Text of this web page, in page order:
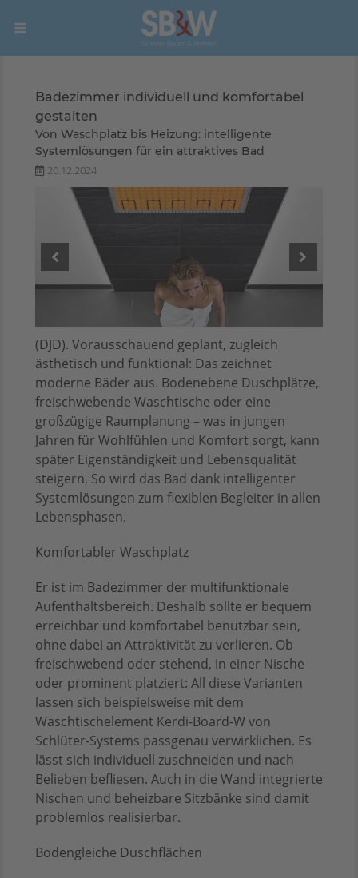
Badezimmer individuell und komfortabel
gestalten
Von Waschplatz bis Heizung: intelligente
Systemlösungen für ein attraktives Bad
20.12.2024
(DJD). Vorausschauend geplant, zugleich
ästhetisch und funktional: Das zeichnet
moderne Bäder aus. Bodenebene Duschplätze,
freischwebende Waschtische oder eine
großzügige Raumplanung – was in jungen
Jahren für Wohlfühlen und Komfort sorgt, kann
später Eigenständigkeit und Lebensqualität
steigern. So wird das Bad dank intelligenter
Systemlösungen zum flexiblen Begleiter in allen
Lebensphasen.
Komfortabler Waschplatz
Er ist im Badezimmer der multifunktionale
Aufenthaltsbereich. Deshalb sollte er bequem
erreichbar und komfortabel benutzbar sein,
ohne dabei an Attraktivität zu verlieren. Ob
freischwebend oder stehend, in einer Nische
oder prominent platziert: All diese Varianten
lassen sich beispielsweise mit dem
Waschtischelement Kerdi-Board-W von
Schlüter-Systems passgenau verwirklichen. Es
lässt sich individuell zuschneiden und nach
Belieben befliesen. Auch in die Wand integrierte
Nischen und beheizbare Sitzbänke sind damit
problemlos realisierbar.
Bodengleiche Duschflächen